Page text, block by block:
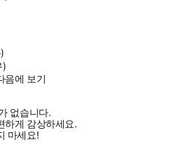
)
음에 보기
없습니다.
하게 감상하세요.
마세요!